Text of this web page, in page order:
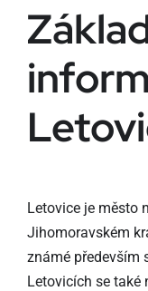
Letovice je město
Jihomoravském
známé především
Letovicích se také